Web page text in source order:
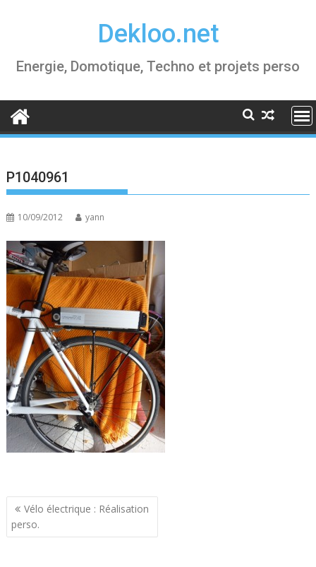
Dekloo.net
Energie, Domotique, Techno et projets perso
P1040961
10/09/2012 yann
Navigation
de
Vélo électrique : Réalisation
perso.